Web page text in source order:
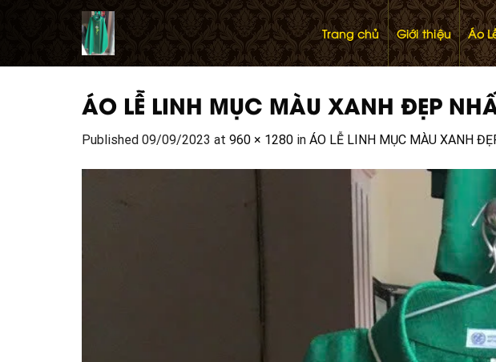
Trang chủ Giới thiệu Áo
ÁO LỄ LINH MỤC MÀU XANH ĐẸP
Published 09/09/2023 at 960 × 1280 in ÁO LỄ LINH MỤC MÀU XANH